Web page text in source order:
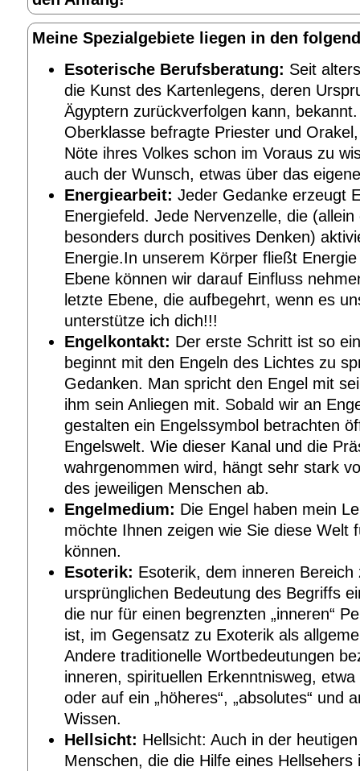
Meine Spezialgebiete liegen in den
Esoterische Berufsberatung: Seit
die Kunst des Kartenlegens, deren
Ägyptern zurückverfolgen kann,
Oberklasse befragte Priester und
Nöte ihres Volkes schon im Voraus zu
auch der Wunsch, etwas über das
Energiearbeit: Jeder Gedanke erzeugt
Energiefeld. Jede Nervenzelle, die
besonders durch positives Denken)
Energie.In unserem Körper fließt
Ebene können wir darauf Einfluss
letzte Ebene, die aufbegehrt, wenn es
unterstütze ich dich!!!
Engelkontakt: Der erste Schritt ist so
beginnt mit den Engeln des Lichtes zu
Gedanken. Man spricht den Engel mit
ihm sein Anliegen mit. Sobald wir an
gestalten ein Engelssymbol betrachten
Engelswelt. Wie dieser Kanal und die
wahrgenommen wird, hängt sehr stark
des jeweiligen Menschen ab.
Engelmedium: Die Engel haben mein
möchte Ihnen zeigen wie Sie diese Welt
können.
Esoterik: Esoterik, dem inneren Bereich
ursprünglichen Bedeutung des Begriffs
die nur für einen begrenzten „inneren“
ist, im Gegensatz zu Exoterik als
Andere traditionelle Wortbedeutungen
inneren, spirituellen Erkenntnisweg,
oder auf ein „höheres“, „absolutes“ und
Wissen.
Hellsicht: Hellsicht: Auch in der
Menschen, die die Hilfe eines